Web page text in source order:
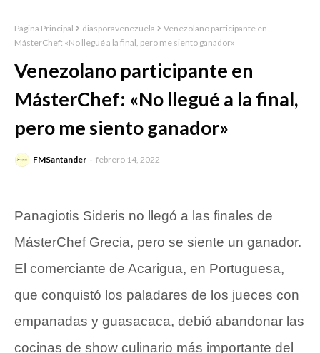
Página Principal diasporavenezuela
Venezolano participante en
MásterChef: «No llegué a la final, pero me siento ganador»
Venezolano participante en
MásterChef: «No llegué a la final,
pero me siento ganador»
FMSantander febrero 14, 2022
Panagiotis Sideris no llegó a las finales de
MásterChef Grecia, pero se siente un ganador.
El comerciante de Acarigua, en Portuguesa,
que conquistó los paladares de los jueces con
empanadas y guasacaca, debió abandonar las
cocinas de show culinario más importante del